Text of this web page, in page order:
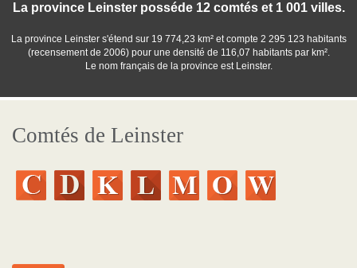
La province Leinster posséde 12 comtés et 1 001 villes.
La province Leinster s'étend sur 19 774,23 km² et compte 2 295 123 habitants
(recensement de 2006) pour une densité de 116,07 habitants par km².
Le nom français de la province est Leinster.
Comtés de Leinster